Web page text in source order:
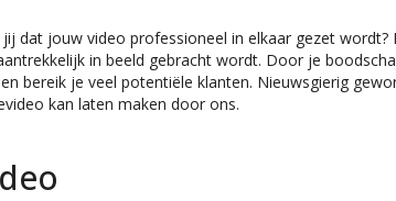
dat jouw video professioneel in elkaar gezet wordt?
in beeld gebracht wordt. Door je
bereik je veel potentiële klanten. Nieuwsgierig
kan laten maken door ons.